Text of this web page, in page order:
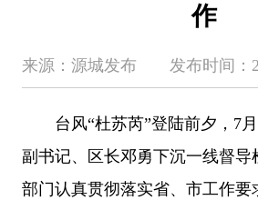
作
来源：源城发布 发布时间：
台风“杜苏芮”登陆前夕，7
副书记、区长邓勇下沉一线督导
部门认真贯彻落实省、市工作要